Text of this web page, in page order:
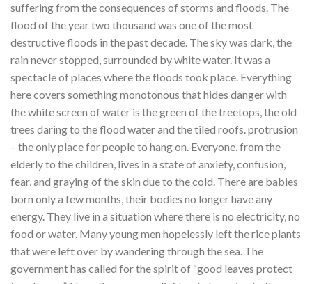
suffering from the consequences of storms and floods. The
flood of the year two thousand was one of the most
destructive floods in the past decade. The sky was dark, the
rain never stopped, surrounded by white water. It was a
spectacle of places where the floods took place. Everything
here covers something monotonous that hides danger with
the white screen of water is the green of the treetops, the old
trees daring to the flood water and the tiled roofs. protrusion
– the only place for people to hang on. Everyone, from the
elderly to the children, lives in a state of anxiety, confusion,
fear, and graying of the skin due to the cold. There are babies
born only a few months, their bodies no longer have any
energy. They live in a situation where there is no electricity, no
food or water. Many young men hopelessly left the rice plants
that were left over by wandering through the sea. The
government has called for the spirit of “good leaves protect